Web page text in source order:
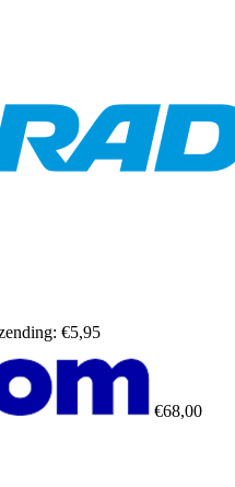
€5,95
€68,00